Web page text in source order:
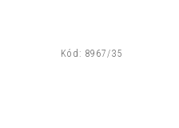
Kód: 8967/35